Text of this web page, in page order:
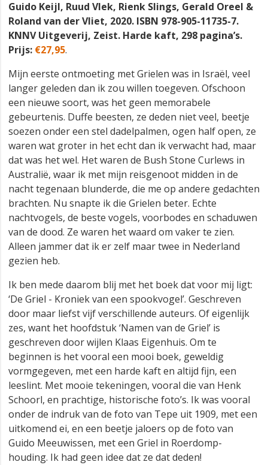
Guido Keijl, Ruud Vlek, Rienk Slings, Gerald Oreel &
Roland van der Vliet, 2020. ISBN 978-905-11735-7.
KNNV Uitgeverij, Zeist. Harde kaft, 298 pagina’s.
Prijs: €27,95.
Mijn eerste ontmoeting met Grielen was in Israël, veel
langer geleden dan ik zou willen toegeven. Ofschoon
een nieuwe soort, was het geen memorabele
gebeurtenis. Duffe beesten, ze deden niet veel, beetje
soezen onder een stel dadelpalmen, ogen half open, ze
waren wat groter in het echt dan ik verwacht had, maar
dat was het wel. Het waren de Bush Stone Curlews in
Australië, waar ik met mijn reisgenoot midden in de
nacht tegenaan blunderde, die me op andere gedachten
brachten. Nu snapte ik die Grielen beter. Echte
nachtvogels, de beste vogels, voorbodes en schaduwen
van de dood. Ze waren het waard om vaker te zien.
Alleen jammer dat ik er zelf maar twee in Nederland
gezien heb.
Ik ben mede daarom blij met het boek dat voor mij ligt:
‘De Griel - Kroniek van een spookvogel’. Geschreven
door maar liefst vijf verschillende auteurs. Of eigenlijk
zes, want het hoofdstuk ‘Namen van de Griel’ is
geschreven door wijlen Klaas Eigenhuis. Om te
beginnen is het vooral een mooi boek, geweldig
vormgegeven, met een harde kaft en altijd fijn, een
leeslint. Met mooie tekeningen, vooral die van Henk
Schoorl, en prachtige, historische foto’s. Ik was vooral
onder de indruk van de foto van Tepe uit 1909, met een
uitkomend ei, en een beetje jaloers op de foto van
Guido Meeuwissen, met een Griel in Roerdomp-
houding. Ik had geen idee dat ze dat deden!